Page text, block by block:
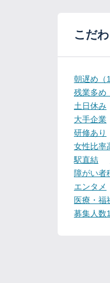
こだ
朝遅め（
残業多め
土日休み
大手企業
研修あり
女性比率
駅直結
障がい者
エンタメ
医療・福
募集人数